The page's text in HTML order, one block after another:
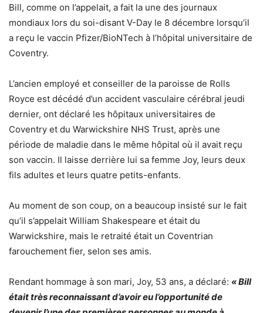
Bill, comme on l’appelait, a fait la une des journaux
mondiaux lors du soi-disant V-Day le 8 décembre lorsqu’il
a reçu le vaccin Pfizer/BioNTech à l’hôpital universitaire de
Coventry.
L’ancien employé et conseiller de la paroisse de Rolls
Royce est décédé d’un accident vasculaire cérébral jeudi
dernier, ont déclaré les hôpitaux universitaires de
Coventry et du Warwickshire NHS Trust, après une
période de maladie dans le même hôpital où il avait reçu
son vaccin. Il laisse derrière lui sa femme Joy, leurs deux
fils adultes et leurs quatre petits-enfants.
Au moment de son coup, on a beaucoup insisté sur le fait
qu’il s’appelait William Shakespeare et était du
Warwickshire, mais le retraité était un Coventrian
farouchement fier, selon ses amis.
Rendant hommage à son mari, Joy, 53 ans, a déclaré: « Bill
était très reconnaissant d’avoir eu l’opportunité de